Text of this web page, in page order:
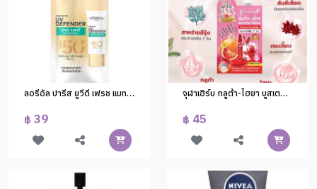
ลอรีอัล ปารีส ยูวีดี เฟรช แมทท์ 5.5มล.
฿ 39
จุฬาเฮิร์บ กลูต้า-ไฮยา บูสเตอร์ เซรั่ม 6 มล (1*6)
฿ 45